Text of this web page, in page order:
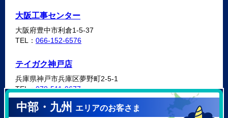
大阪工事センター
大阪府豊中市利倉1-5-37
TEL： 066-152-6576
テイガク神戸店
兵庫県神戸市兵庫区夢野町2-5-1
TEL：078-511-9677
テイガク泉北・泉南店
中部・九州 エリアのお客さま